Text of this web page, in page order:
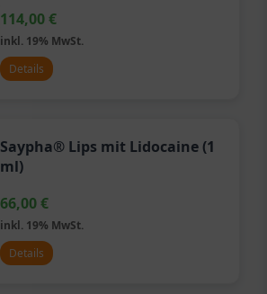
114,00€
inkl. 19% MwSt.
Details
Saypha® Lips mit Lidocaine (1
ml)
66,00€
inkl. 19% MwSt.
Details